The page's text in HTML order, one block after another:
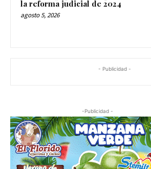
la reforma judicial de 2024
agosto 5, 2026
- Publicidad -
-Publicidad -